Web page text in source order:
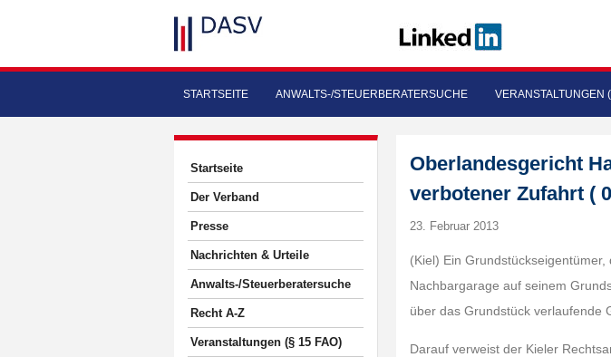
STARTSEITE ANWALTS-/STEUERBERATERSUCHE VERANSTALTUNGEN
Startseite
Der Verband
Presse
Nachrichten & Urteile
Anwalts-/Steuerberatersuche
Recht A-Z
Veranstaltungen (§ 15 FAO)
Oberlandesgericht
verbotener Zufahrt (
23. Februar 2013
(Kiel) Ein
Nachbargarage auf seinem
über das Grundstück verlaufende
Darauf verweist der Kieler